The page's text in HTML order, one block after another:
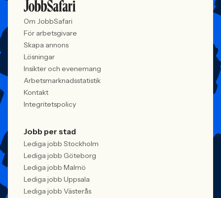
Om JobbSafari
För arbetsgivare
Skapa annons
Lösningar
Insikter och evenemang
Arbetsmarknadsstatistik
Kontakt
Integritetspolicy
Jobb per stad
Lediga jobb Stockholm
Lediga jobb Göteborg
Lediga jobb Malmö
Lediga jobb Uppsala
Lediga jobb Västerås